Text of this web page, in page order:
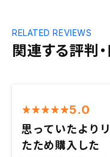
関連する評判
RELATED REVIEWS
5.0
思っていたより
たため購入した